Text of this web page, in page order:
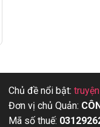
Chủ đề nổi bật:
Đơn vị chủ Quản:
Mã số thuế: